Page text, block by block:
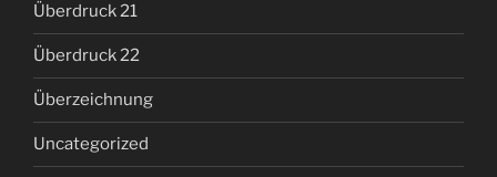
Überdruck 21
Überdruck 22
Überzeichnung
Uncategorized